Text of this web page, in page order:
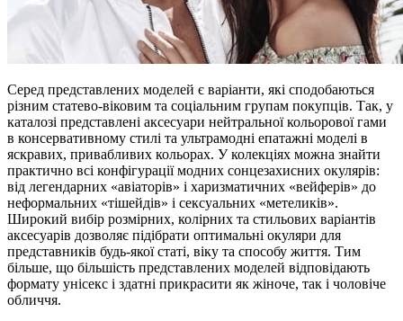
Серед представлених моделей є варіанти, які сподобаються
різним статево-віковим та соціальним групам покупців. Так, у
каталозі представлені аксесуари нейтральної кольорової гами
в консервативному стилі та ультрамодні епатажні моделі в
яскравих, привабливих кольорах. У колекціях можна знайти
практично всі конфігурації модних сонцезахисних окулярів:
від легендарних «авіаторів» і харизматичних «вейферів» до
неформальних «тішейдів» і сексуальних «метеликів».
Широкий вибір розмірних, колірних та стильових варіантів
аксесуарів дозволяє підібрати оптимальні окуляри для
представників будь-якої статі, віку та способу життя. Тим
більше, що більшість представлених моделей відповідають
формату унісекс і здатні прикрасити як жіноче, так і чоловіче
обличчя.